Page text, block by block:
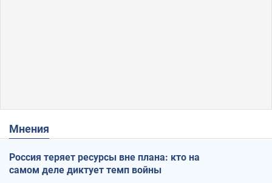
Мнения
Россия теряет ресурсы вне плана: кто на
самом деле диктует темп войны